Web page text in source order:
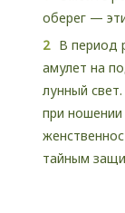
оберег —
В период
амулет на
лунный
при
тайным